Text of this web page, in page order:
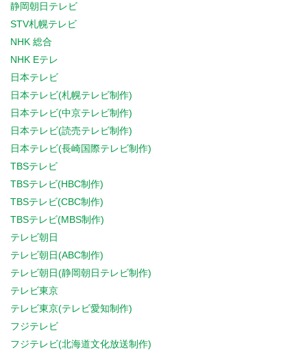
静岡朝日テレビ
STV札幌テレビ
NHK 総合
NHK Eテレ
日本テレビ
日本テレビ(札幌テレビ制作)
日本テレビ(中京テレビ制作)
日本テレビ(読売テレビ制作)
日本テレビ(長崎国際テレビ制作)
TBSテレビ
TBSテレビ(HBC制作)
TBSテレビ(CBC制作)
TBSテレビ(MBS制作)
テレビ朝日
テレビ朝日(ABC制作)
テレビ朝日(静岡朝日テレビ制作)
テレビ東京
テレビ東京(テレビ愛知制作)
フジテレビ
フジテレビ(北海道文化放送制作)